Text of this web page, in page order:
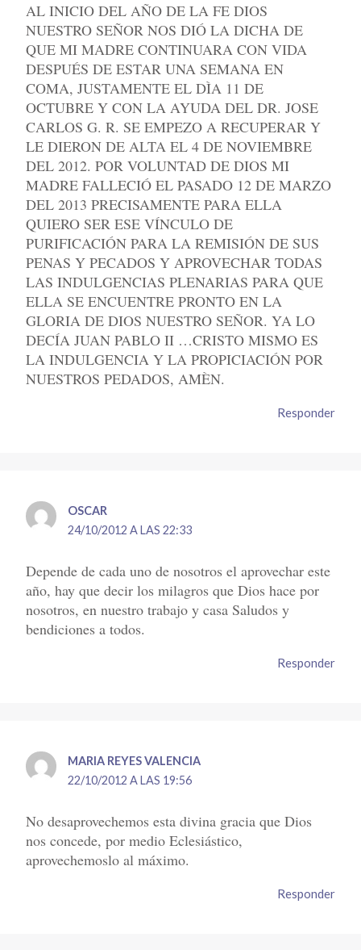
AL INICIO DEL AÑO DE LA FE DIOS
NUESTRO SEÑOR NOS DIÓ LA DICHA DE
QUE MI MADRE CONTINUARA CON VIDA
DESPUÉS DE ESTAR UNA SEMANA EN
COMA, JUSTAMENTE EL DÌA 11 DE
OCTUBRE Y CON LA AYUDA DEL DR. JOSE
CARLOS G. R. SE EMPEZO A RECUPERAR Y
LE DIERON DE ALTA EL 4 DE NOVIEMBRE
DEL 2012. POR VOLUNTAD DE DIOS MI
MADRE FALLECIÓ EL PASADO 12 DE MARZO
DEL 2013 PRECISAMENTE PARA ELLA
QUIERO SER ESE VÍNCULO DE
PURIFICACIÓN PARA LA REMISIÓN DE SUS
PENAS Y PECADOS Y APROVECHAR TODAS
LAS INDULGENCIAS PLENARIAS PARA QUE
ELLA SE ENCUENTRE PRONTO EN LA
GLORIA DE DIOS NUESTRO SEÑOR. YA LO
DECÍA JUAN PABLO II …CRISTO MISMO ES
LA INDULGENCIA Y LA PROPICIACIÓN POR
NUESTROS PEDADOS, AMÈN.
Responder
OSCAR
24/10/2012 A LAS 22:33
Depende de cada uno de nosotros el aprovechar este
año, hay que decir los milagros que Dios hace por
nosotros, en nuestro trabajo y casa Saludos y
bendiciones a todos.
Responder
MARIA REYES VALENCIA
22/10/2012 A LAS 19:56
No desaprovechemos esta divina gracia que Dios
nos concede, por medio Eclesiástico,
aprovechemoslo al máximo.
Responder